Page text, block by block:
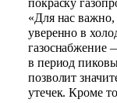
«Для нас важно,
уверенно в
газоснабжение
в период
позволит
утечек. Кроме